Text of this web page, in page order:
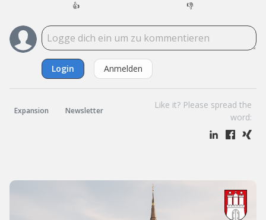
👍 👎
Login Anmelden
Expansion Newsletter
Like it? Please spread the
word: